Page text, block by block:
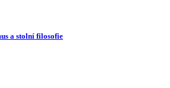
a stolní filosofie